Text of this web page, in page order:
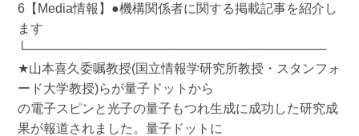
6【Media情報】●機構関係者に関する掲載記事を紹介し
ます
└──────────────────────────────────
★山本喜久委嘱教授(国立情報学研究所教授・スタンフォ
ード大学教授)らが量子ドットから
の電子スピンと光子の量子もつれ生成に成功した研究成
果が報道されました。量子ドットに